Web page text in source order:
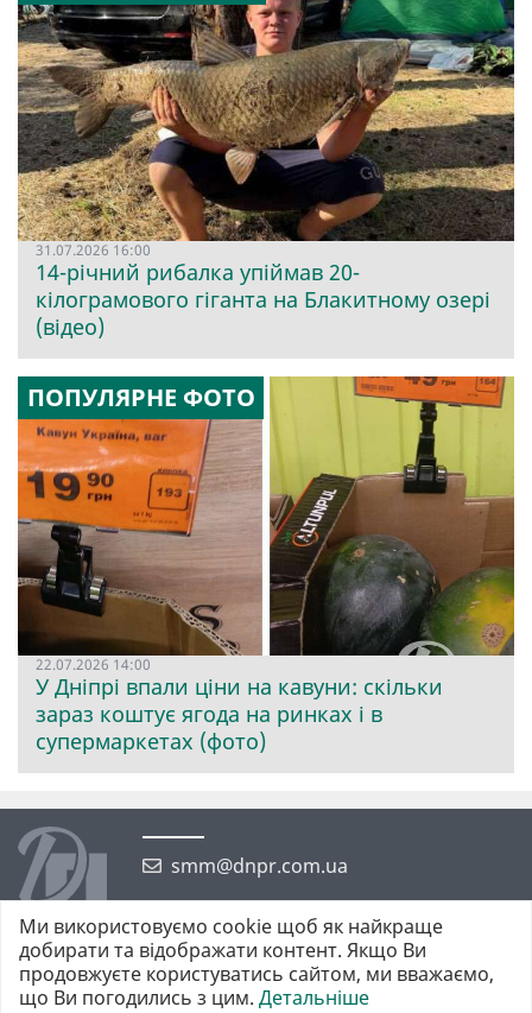
31.07.2026 16:00
14-річний рибалка упіймав 20-
кілограмового гіганта на Блакитному озері
(відео)
ПОПУЛЯРНЕ ФОТО
22.07.2026 14:00
У Дніпрі впали ціни на кавуни: скільки
зараз коштує ягода на ринках і в
супермаркетах (фото)
smm@dnpr.com.ua
Ми використовуємо cookie щоб як найкраще
добирати та відображати контент. Якщо Ви
продовжуєте користуватись сайтом, ми вважаємо,
що Ви погодились з цим. Детальніше